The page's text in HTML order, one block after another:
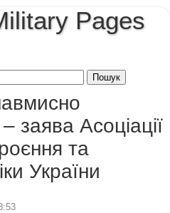
Pages
заява Асоціації
та
України